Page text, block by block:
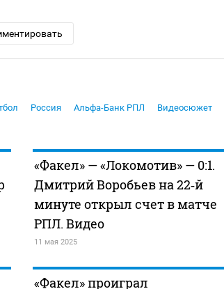
Россия Альфа-Банк РПЛ
Видеосюжет
«Факел» — «Локомотив» — 0:1.
Дмитрий Воробьев на 22‑й
минуте открыл счет в матче
РПЛ. Видео
11 мая 2025
«Факел» проиграл